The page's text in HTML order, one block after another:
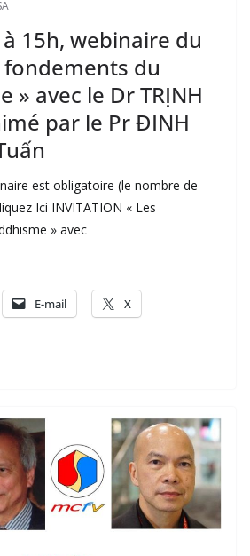
15h, webinaire du
fondements du
» avec le Dr TRỊNH
par le Pr ĐINH
est obligatoire (le nombre de
Ici INVITATION « Les
» avec
E-mail X